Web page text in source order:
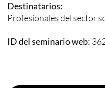
Destinatarios:
Profesionales del sector
ID del seminario web: